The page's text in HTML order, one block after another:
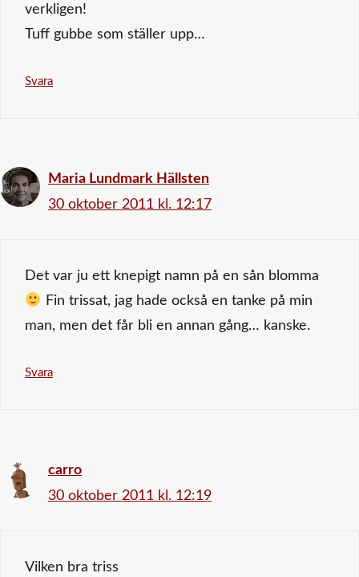
verkligen!
Tuff gubbe som ställer upp…
Svara
Maria Lundmark Hällsten
30 oktober 2011 kl. 12:17
Det var ju ett knepigt namn på en sån blomma
Fin trissat, jag hade också en tanke på min
man, men det får bli en annan gång… kanske.
Svara
carro
30 oktober 2011 kl. 12:19
Vilken bra triss